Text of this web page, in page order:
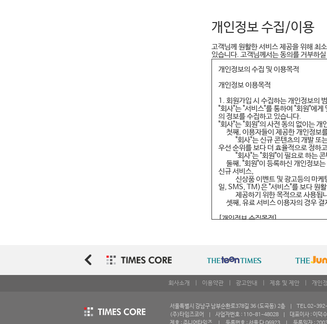
FAMILY 사이트에 수록된 모든 정보의
(6) 무료회원: 현재 유료 서비스를 이
(7) 회원 ID: 이용자 식별과 서비스 이
(8) 비밀번호: 회원의 본인 확인과 비
(9) 구독일: 결제일과 별도로 회원이
(10) 할인쿠폰: 정해진 온라인 서비스
번호
제3조 약관효력 및 변경
(1) 이 약관은 타임즈코어 FAMILY 사
되지 않는 범위 안에서 개정될 수 있습니
개정된 약관은 그 적용일자 7일전부터
(2) 이 약관에 동의하는 것은 정기적
을 의미합니다.
변경된 약관에 대한 정보를 알지 못해
(3) 회원은 변경된 약관에 동의하지
거부의사를 표시하지 아니하고
서비스를 계속 사용할 경우 약관의 변
제4조 약관 외 준칙
(1) 이 약관은 회사가 제공하는 개별
(2) 이 약관에 명시되지 아니한 사항에
제 2 장 서비스 이용 계약
(1) 회원으로 등록하여 서비스를 이용
습니다.
(4) 만 14세 미만 아동의 회원 가입의
① 법정대리인의 성명, 생년월일, 휴대
다.
개인정보 수집/이용
고객님께 원활한 서비스 제공을 위해 최
있습니다. 고객님께서는 동의를 거부하
개인정보의 수집 및 이용목적
개인정보 이용목적
1. 회원가입 시 수집하는 개인정보의
"회사"는 "서비스"를 통하여 "회원"에
의 정보를 수집하고 있습니다.
"회사"는 "회원"의 사전 동의 없이는
첫째, 이용자들이 제공한 개인정보
"회사"는 신규 콘텐츠의 개발 또는
우선 순위를 보다 더 효율적으로 정하
"회사"는 "회원"이 필요로 하는 콘
둘째, "회원"이 등록하신 개인정보는
신규 서비스,
신상품 이벤트 및 광고등의 마케팅
일, SMS, TM)은 "서비스"를 보다 원활
제공하기 위한 목적으로 사용됩
셋째, 유료 서비스 이용자의 경우 결
[개인정보 수집목적]
휴대폰 결제를 원하는 이용자는 휴대
를 필수적으로 입력해야 합니다.
결제 관련 정보는 유료 서비스 이용자
용되지 않습니다.
한 개인정보(인종, 사상 및 신조, 출신
및 본적지, 정치적 성향 및 범죄기록,
를 반드시 구할 것입니다.
회사소개 이용약관 광고안내 제휴 및 제안 개인
서울특별시 강남구 남부순환로378길 36 (도곡동) 2층 | TEL 02-
(주)타임즈코어 | 사업자번호 : 110-81-48028 | 대표이사 : 이